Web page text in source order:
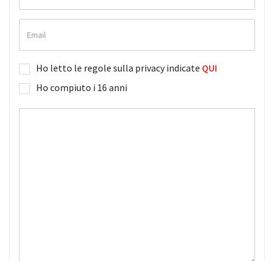
Ho letto le regole sulla privacy indicate QUI
Ho compiuto i 16 anni